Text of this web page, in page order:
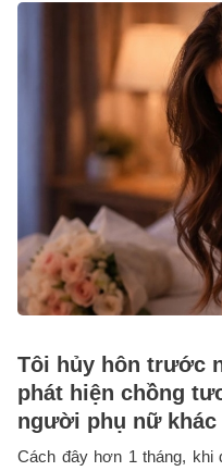
Tôi hủy hôn trước
phát hiện chồng
người phụ nữ khác
Cách đây hơn 1 tháng,